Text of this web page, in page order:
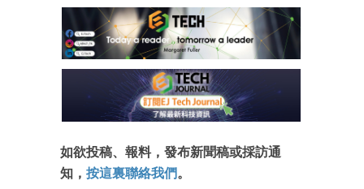
如欲投稿、報料，發布新聞稿或採訪通
知， 按這裏聯絡我們。